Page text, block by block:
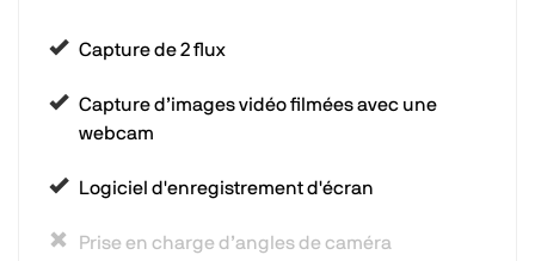
Capture de 2 flux
Capture d’images vidéo filmées avec une
webcam
Logiciel d'enregistrement d'écran
Prise en charge d’angles de caméra